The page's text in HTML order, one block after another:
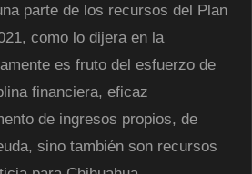
parte de los recursos del Plan
como lo dijera en la
es fruto del esfuerzo de
financiera, eficaz
de ingresos propios, de
sino también son recursos